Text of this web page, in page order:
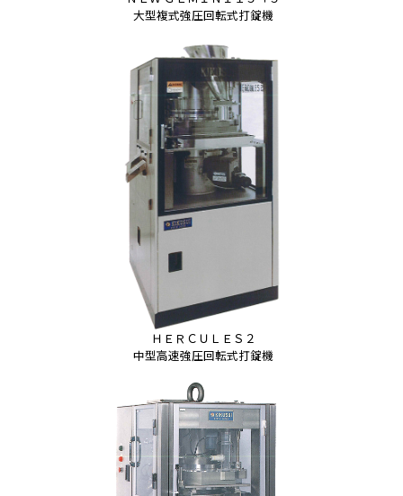
大型複式強圧回転式打錠機
ＨＥＲＣＵＬＥＳ２
中型高速強圧回転式打錠機